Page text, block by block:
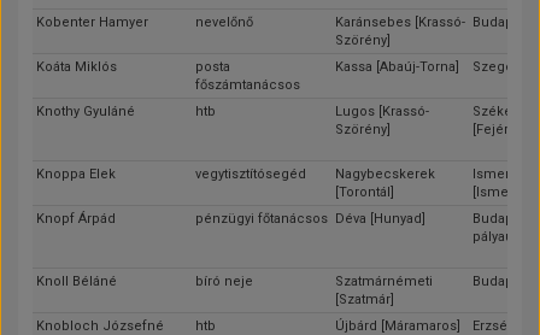
Kobenter Hamyer nevelőnő
Karánsebes [Krassó-
Szörény]
Budapest
Koáta Miklós
posta
főszámtanácsos
Kassa [Abaúj-Torna] Szeged
Knothy Gyuláné htb
Lugos [Krassó-
Szörény]
[Fejér]
Knoppa Elek vegytisztítósegéd
Nagybecskerek
[Torontál]
Knopf Árpád
pénzügyi főtanácsos Déva [Hunyad]
Budapest
Knoll Béláné bíró neje
Szatmárnémeti
[Szatmár]
Budapest
Knobloch Józsefné htb Újbárd [Máramaros]